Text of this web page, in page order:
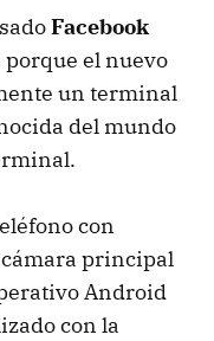
Facebook
el nuevo
un terminal
del mundo
con
cámara principal
Android
con la